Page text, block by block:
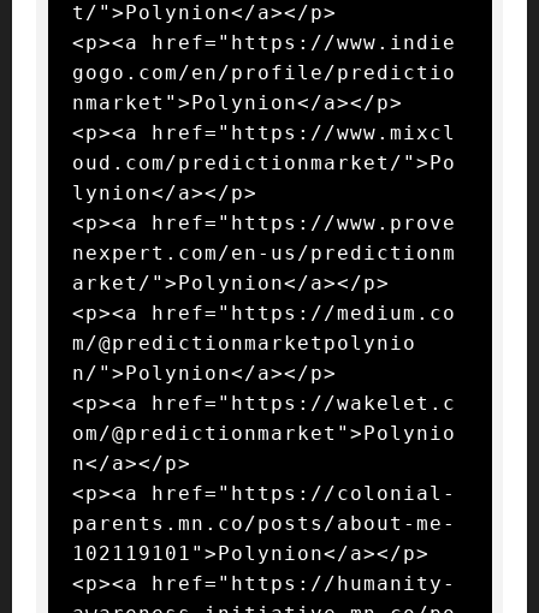
t/">Polynion</a></p>
<p><a href="https://www.indie
gogo.com/en/profile/predictio
nmarket">Polynion</a></p>
<p><a href="https://www.mixcl
oud.com/predictionmarket/">Po
lynion</a></p>
<p><a href="https://www.prove
nexpert.com/en-us/predictionm
arket/">Polynion</a></p>
<p><a href="https://medium.co
m/@predictionmarketpolynio
n/">Polynion</a></p>
<p><a href="https://wakelet.c
om/@predictionmarket">Polynio
n</a></p>
<p><a href="https://colonial-
parents.mn.co/posts/about-me-
102119101">Polynion</a></p>
<p><a href="https://humanity-